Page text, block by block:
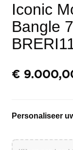
Iconic
Bangle
€
Personaliseer